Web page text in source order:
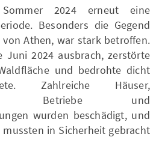
2024 erneut eine
Besonders die Gegend
Athen, war stark betroffen.
Juni 2024 ausbrach, zerstörte
und bedrohte dicht
Zahlreiche Häuser,
Betriebe und
wurden beschädigt, und
mussten in Sicherheit gebracht